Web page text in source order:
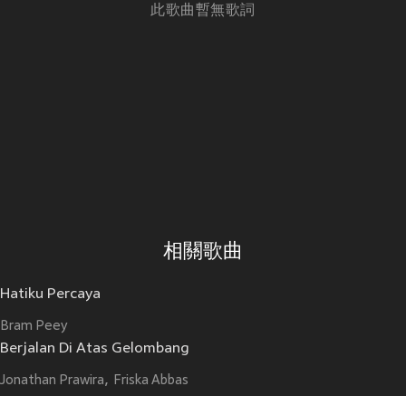
此歌曲暫無歌詞
相關歌曲
Hatiku Percaya
Bram Peey
Berjalan Di Atas Gelombang
Jonathan Prawira Friska Abbas